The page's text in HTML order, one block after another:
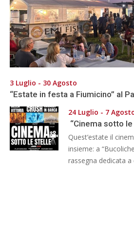
3 Luglio - 30 Agosto
“Estate in festa a Fiumicino” al
24 Luglio - 7
“Cinema sotto
Quest’estate il
insieme: a
rassegna dedicata